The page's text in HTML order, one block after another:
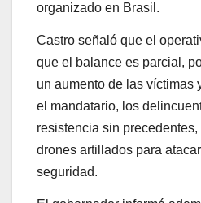
organizado en Brasil.
Castro señaló que el
que el balance es parcial,
un aumento de las víctimas
el mandatario, los
resistencia sin
drones artillados para
seguridad.